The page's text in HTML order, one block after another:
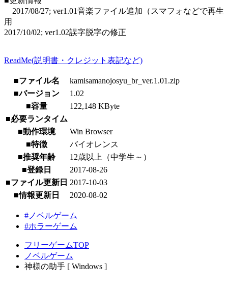
2017/08/27; ver1.01音楽ファイル追加（スマフォなどで再生
用
2017/10/02; ver1.02誤字脱字の修正
ReadMe(説明書・クレジット表記など)
■ファイル名
kamisamanojosyu_br_ver.1.01.zip
■バージョン
1.02
■容量
122,148 KByte
■必要ランタイム
■動作環境
Win Browser
■特徴
バイオレンス
■推奨年齢
12歳以上（中学生～）
■登録日
2017-08-26
■ファイル更新日 2017-10-03
■情報更新日
2020-08-02
#ノベルゲーム
#ホラーゲーム
フリーゲームTOP
ノベルゲーム
神様の助手 [ Windows ]